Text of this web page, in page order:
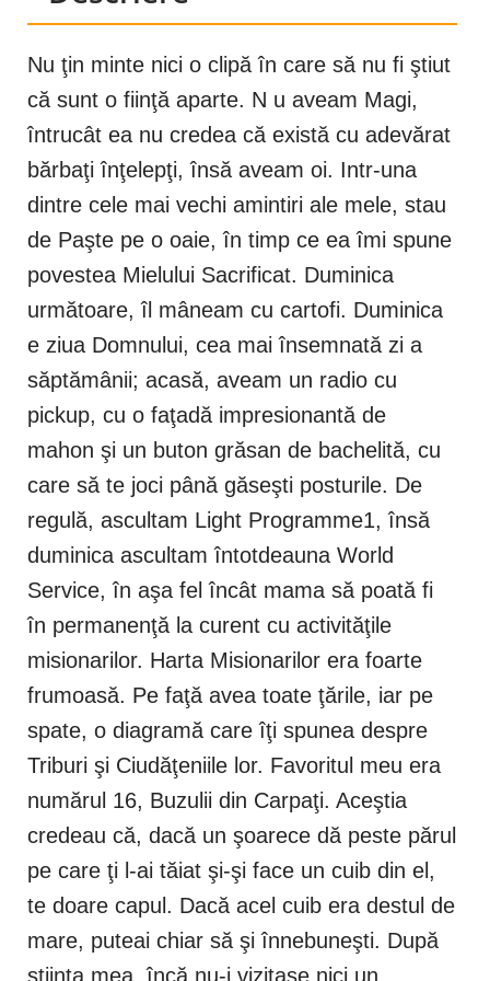
Nu ţin minte nici o clipă în care să nu fi ştiut
că sunt o fiinţă aparte. N u aveam Magi,
întrucât ea nu credea că există cu adevărat
bărbaţi înţelepţi, însă aveam oi. Intr-una
dintre cele mai vechi amintiri ale mele, stau
de Paşte pe o oaie, în timp ce ea îmi spune
povestea Mielului Sacrificat. Duminica
următoare, îl mâneam cu cartofi. Duminica
e ziua Domnului, cea mai însemnată zi a
săptămânii; acasă, aveam un radio cu
pickup, cu o faţadă impresionantă de
mahon şi un buton grăsan de bachelită, cu
care să te joci până găseşti posturile. De
regulă, ascultam Light Programme1, însă
duminica ascultam întotdeauna World
Service, în aşa fel încât mama să poată fi
în permanenţă la curent cu activităţile
misionarilor. Harta Misionarilor era foarte
frumoasă. Pe faţă avea toate ţările, iar pe
spate, o diagramă care îţi spunea despre
Triburi şi Ciudăţeniile lor. Favoritul meu era
numărul 16, Buzulii din Carpaţi. Aceştia
credeau că, dacă un şoarece dă peste părul
pe care ţi l-ai tăiat şi-şi face un cuib din el,
te doare capul. Dacă acel cuib era destul de
mare, puteai chiar să şi înnebuneşti. După
ştiinţa mea, încă nu-i vizitase nici un